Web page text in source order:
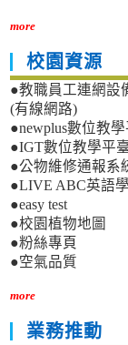
more
校園資源
●教職員工連網設
(有線網路)
●newplus數位教
●IGT數位教學平
●公物維修通報系
●LIVE ABC英語
●easy test
●校園植物地圖
●粉絲專頁
●空氣品質
more
業務推動